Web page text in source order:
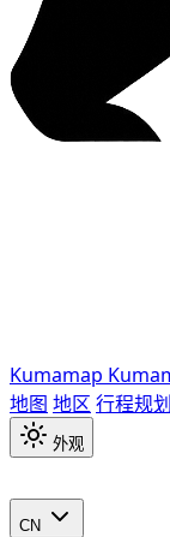
Kumamap
地图 地区 行程规划
外观
CN